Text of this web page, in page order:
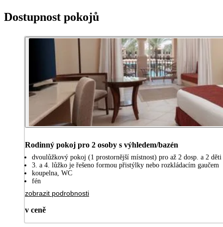
Dostupnost pokojů
Rodinný pokoj pro 2 osoby s výhledem/bazén
dvoulůžkový pokoj (1 prostornější místnost) pro až 2 dosp. a 2 děti
3. a 4. lůžko je řešeno formou přistýlky nebo rozkládacím gaučem
koupelna, WC
fén
zobrazit podrobnosti
v ceně